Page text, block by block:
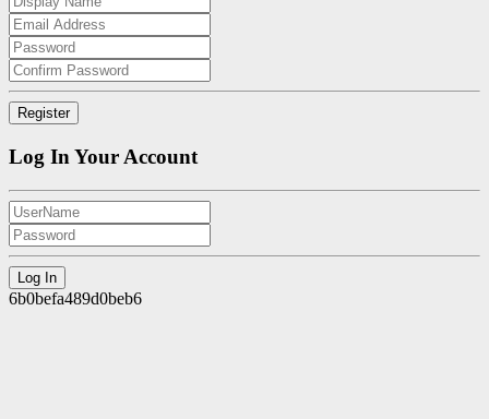
Log In Your Account
6b0befa489d0beb6